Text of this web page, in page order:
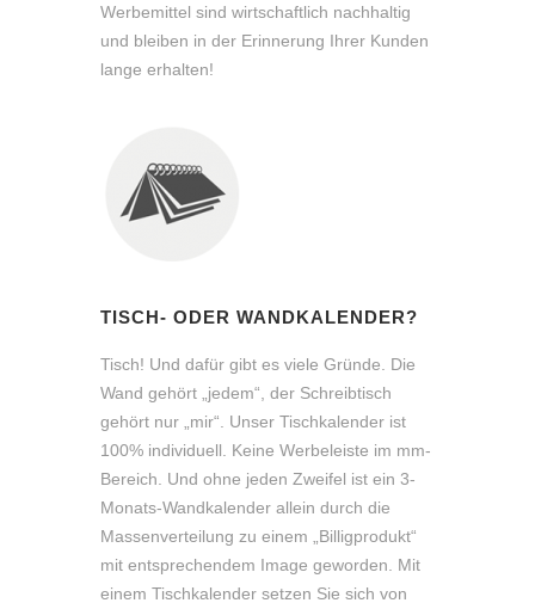
Werbemittel sind wirtschaftlich nachhaltig
und bleiben in der Erinnerung Ihrer Kunden
lange erhalten!
TISCH- ODER WANDKALENDER?
Tisch! Und dafür gibt es viele Gründe. Die
Wand gehört „jedem“, der Schreibtisch
gehört nur „mir“. Unser Tischkalender ist
100% individuell. Keine Werbeleiste im mm-
Bereich. Und ohne jeden Zweifel ist ein 3-
Monats-Wandkalender allein durch die
Massenverteilung zu einem „Billigprodukt“
mit entsprechendem Image geworden. Mit
einem Tischkalender setzen Sie sich von